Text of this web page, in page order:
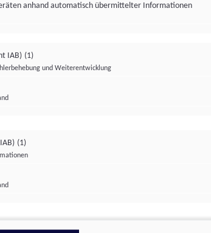
anhand automatisch übermittelter Informationen
IAB) (1)
und Weiterentwicklung
(1)